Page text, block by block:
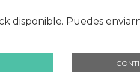
disponible. Puedes